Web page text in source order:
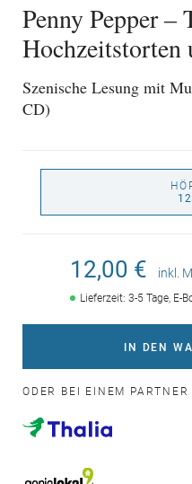
Penny Pepper –
Hochzeitstorten
Szenische Lesung mit
CD)
12,00 € inkl.
Lieferzeit: 3-5 Tage, E-
IN DEN
ODER BEI EINEM PARTNER